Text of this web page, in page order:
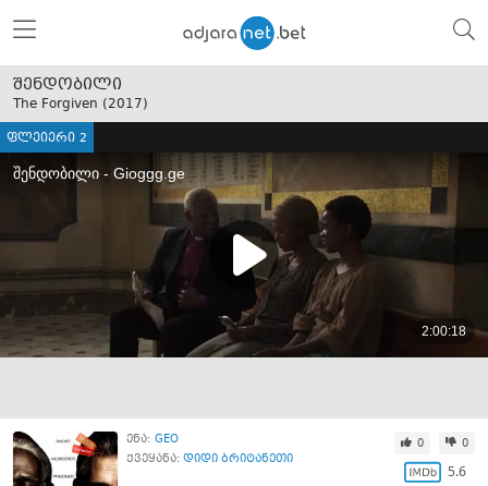
შენდობილი
The Forgiven (2017)
ფლეიერი 2
ენა: GEO
ქვეყანა: დიდი ბრიტანეთი
0 0
5.6